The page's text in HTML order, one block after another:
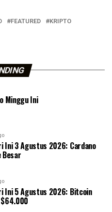
FEATURED
KRIPTO
Minggu Ini
Ini 3 Agustus 2026: Cardano
Besar
Ini 5 Agustus 2026: Bitcoin
$64.000